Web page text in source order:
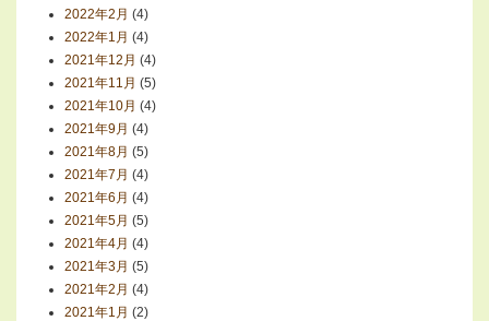
2022年2月 (4)
2022年1月 (4)
2021年12月 (4)
2021年11月 (5)
2021年10月 (4)
2021年9月 (4)
2021年8月 (5)
2021年7月 (4)
2021年6月 (4)
2021年5月 (5)
2021年4月 (4)
2021年3月 (5)
2021年2月 (4)
2021年1月 (2)